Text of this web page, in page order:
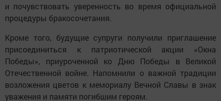
и почувствовать уверенность во время официальной
процедуры бракосочетания.
Кроме того, будущие супруги получили приглашение
присоединиться к патриотической акции «Окна
Победы», приуроченной ко Дню Победы в Великой
Отечественной войне. Напомнили о важной традиции
возложения цветов к мемориалу Вечной Славы в знак
уважения и памяти погибшим героям.